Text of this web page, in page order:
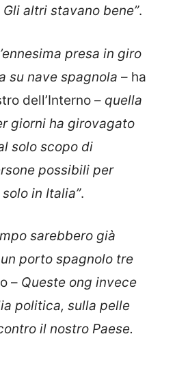
Gli altri stavano bene”.
presa in giro
su nave spagnola – ha
dell’Interno – quella
giorni ha girovagato
solo scopo di
possibili per
in Italia”.
sarebbero già
porto spagnolo tre
– Queste ong invece
politica, sulla pelle
il nostro Paese.